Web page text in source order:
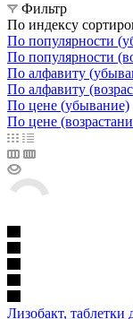
Фильтр
По индексу
По популярности
По популярности
По алфавиту
По алфавиту
По цене (убывание)
По цене
Лизобакт, таблетки